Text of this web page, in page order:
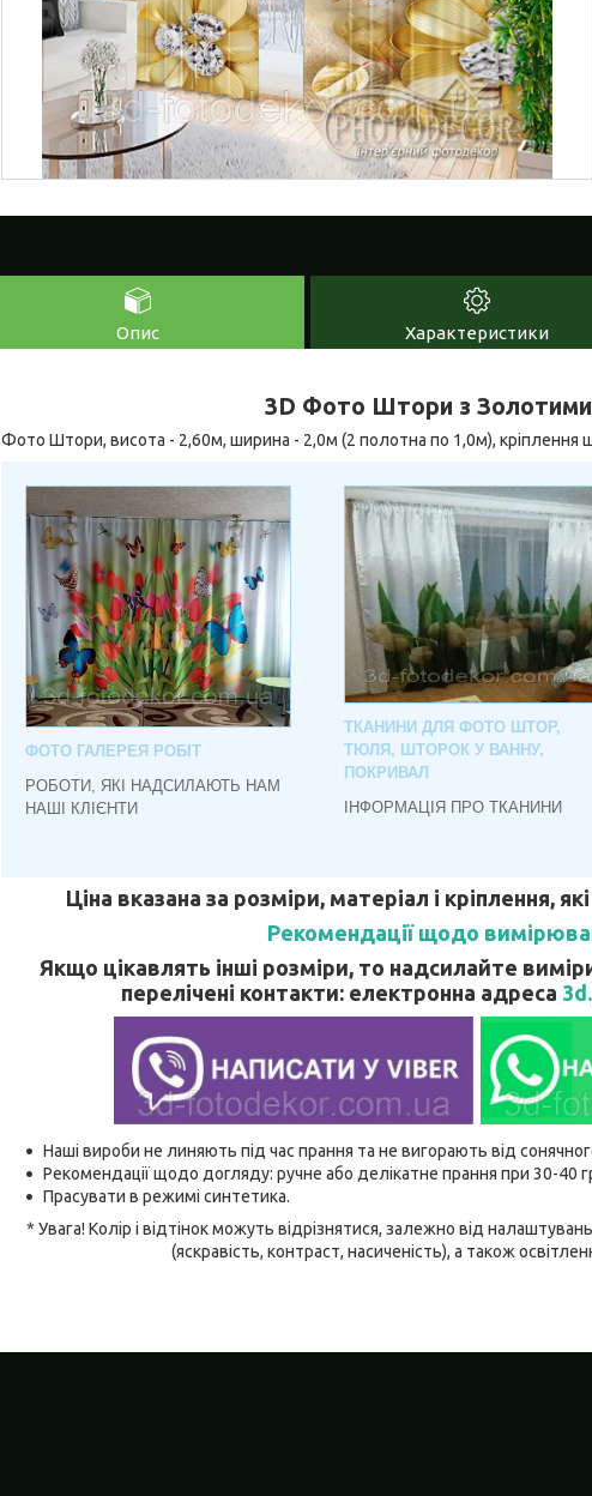
Опис Характеристики
3D Фото Штори з Золотими
Фото Штори, висота - 2,60м, ширина - 2,0м (2 полотна по 1,0м), кріплення
ФОТО ГАЛЕРЕЯ РОБІТ
РОБОТИ, ЯКІ НАДСИЛАЮТЬ НАМ
НАШІ КЛІЄНТИ
ТКАНИНИ ДЛЯ ФОТО ШТОР,
ТЮЛЯ, ШТОРОК У ВАННУ,
ПОКРИВАЛ
ІНФОРМАЦІЯ ПРО ТКАНИНИ
Ціна вказана за розміри, матеріал і кріплення,
Рекомендації щодо
Якщо цікавлять інші розміри, то надсилайте
перелічені контакти: електронна адреса
Наші вироби не линяють під час прання та не вигорають від
Рекомендації щодо догляду: ручне або делікатне прання при 30-40
Прасувати в режимі синтетика.
* Увага! Колір і відтінок можуть відрізнятися, залежно від
(яскравість, контраст, насиченість), а також